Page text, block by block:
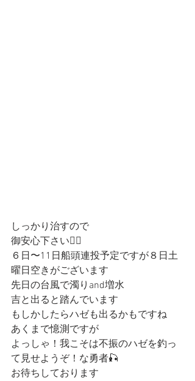
しっかり治すので
御安心下さい🚣‍♀️
６日〜11日船頭連投予定ですが８日土
曜日空きがございます
先日の台風で濁りand増水
吉と出ると踏んでいます
もしかしたらハゼも出るかもですね
あくまで憶測ですが
よっしゃ！我こそは不振のハゼを釣っ
て見せようぞ！な勇者🎣
お待ちしております